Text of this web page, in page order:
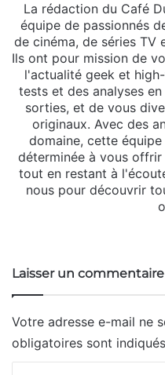
La rédaction du Café
équipe de passionnés
de cinéma, de séries TV
Ils ont pour mission de
l'actualité geek et
tests et des analyses
sorties, et de vous
originaux. Avec des
domaine, cette
déterminée à vous
tout en restant à
nous pour découvrir
Laisser un commentaire
Votre adresse e-mail ne
obligatoires sont